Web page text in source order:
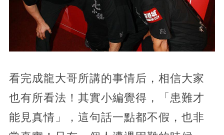
看完成龍大哥所講的事情后，相信大家
也有所看法！其實小編覺得，「患難才
能見真情」，這句話一點都不假，也非